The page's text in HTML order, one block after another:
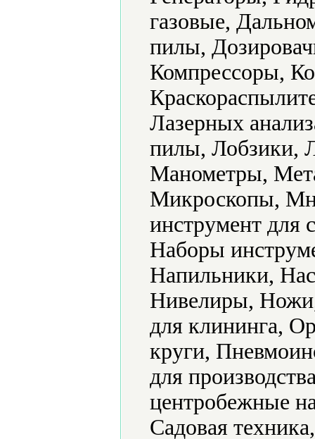
газовые,
пилы,
Компрессоры,
Лазерных
пилы, Лобзики,
Манометры,
Микроскопы,
инструмент
Наборы
Напильники,
Нивелиры,
для клининга,
круги,
для
центробежные
Садовая